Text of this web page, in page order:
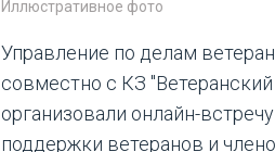
Иллюстративное фото
Управление по делам
совместно с КЗ
организовали онлайн-
поддержки ветеранов и